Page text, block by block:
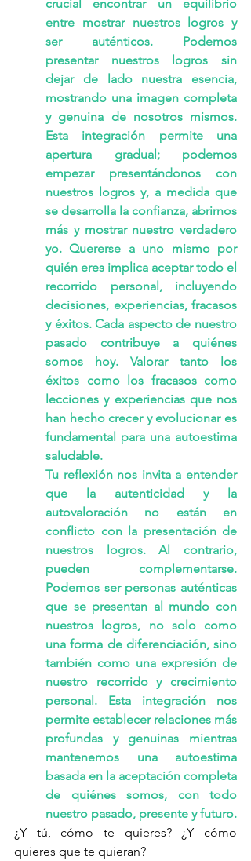
crucial encontrar un equilibrio
entre mostrar nuestros logros y
ser auténticos. Podemos
presentar nuestros logros sin
dejar de lado nuestra esencia,
mostrando una imagen completa
y genuina de nosotros mismos.
Esta integración permite una
apertura gradual; podemos
empezar presentándonos con
nuestros logros y, a medida que
se desarrolla la confianza, abrirnos
más y mostrar nuestro verdadero
yo. Quererse a uno mismo por
quién eres implica aceptar todo el
recorrido personal, incluyendo
decisiones, experiencias, fracasos
y éxitos. Cada aspecto de nuestro
pasado contribuye a quiénes
somos hoy. Valorar tanto los
éxitos como los fracasos como
lecciones y experiencias que nos
han hecho crecer y evolucionar es
fundamental para una autoestima
saludable.
Tu reflexión nos invita a entender
que la autenticidad y la
autovaloración no están en
conflicto con la presentación de
nuestros logros. Al contrario,
pueden complementarse.
Podemos ser personas auténticas
que se presentan al mundo con
nuestros logros, no solo como
una forma de diferenciación, sino
también como una expresión de
nuestro recorrido y crecimiento
personal. Esta integración nos
permite establecer relaciones más
profundas y genuinas mientras
mantenemos una autoestima
basada en la aceptación completa
de quiénes somos, con todo
nuestro pasado, presente y futuro.
¿Y tú, cómo te quieres? ¿Y cómo
quieres que te quieran?